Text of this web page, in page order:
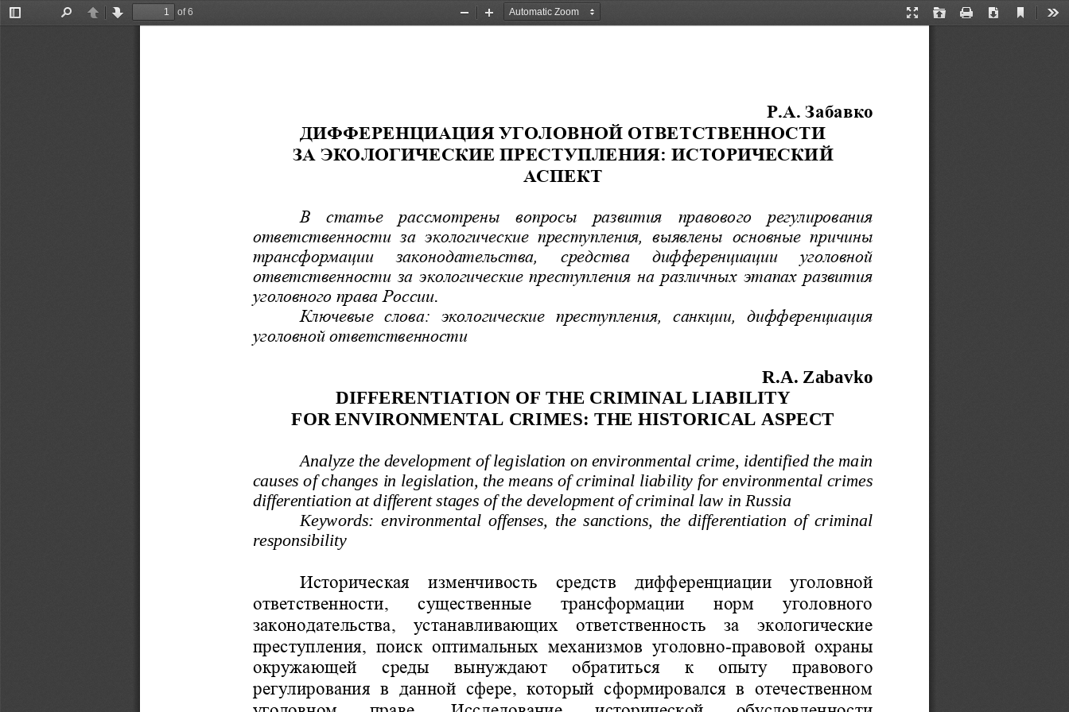
Toggle
PreviousNext
of 6
Presentation
Open Print Download
Current
Zoom
Zoom
Р.А. Забавко
ДИФФЕРЕНЦИАЦИЯ УГОЛОВНОЙ ОТВЕТСТВЕННОСТИ
ЗА ЭКОЛОГИЧЕСКИЕ ПРЕСТУПЛЕНИЯ: ИСТОРИЧЕСКИЙ
АСПЕКТ
В   статье   рассмотрены   вопросы   развития   правового   регулирования
от ветственности  за  экологические  преступления,  выявлены основные  причины
трансформации     законодательства,     средства     дифференциации     уголовной
от ветственности  за  экологические  преступления  на  различных  этапах  развития
уголовного права России.
Ключевые  слова:  экологические  преступления,  санкции,  дифференциация
уголовной ответственности
R.A. Zabavko
DIFFERENTIATION OF THE CRIMINAL LIABILITY
FOR ENVIRONMENTAL CRIMES: THE HISTORICAL ASPECT
Analyze the development of legislation on environmental crime, identified the main
causes of changes in legislation, the means of criminal liability for environmental crimes
differentiation at different stages of the development of criminal law in Russia
Keywords:  environmental  offenses,  the  sanctions,  the  differentiation  of  criminal
responsibility
Историческая  изменчивость  средств  дифференциации  уголовной
ответственности,  существенные  трансформации  норм  уголовного
законодательства,  устанавливающих  ответственность  за  экологические
преступления, поиск оптимальных механизмов уголовно-правовой охраны
окружающей  среды  вынуждают  обратиться  к  опыту  правового
регулирования в данной сфере, который сформировался в отечественном